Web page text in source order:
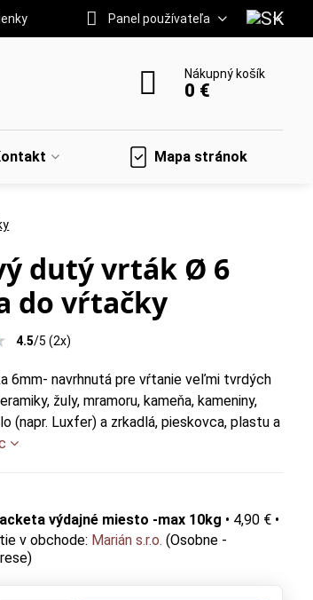
Panel používateľa
Nákupný košík
0 €
Mapa stránok
dutý vrták Ø 6
do vŕtačky
4.5/5 (2x)
6mm- navrhnutá pre vŕtanie veľmi tvrdých
žuly, mramoru, kameňa, kameniny,
(napr. Luxfer) a zrkadlá, pieskovca, plastu a
výdajné miesto -max 10kg • 4,90 € •
Marián s.r.o. (Osobne -